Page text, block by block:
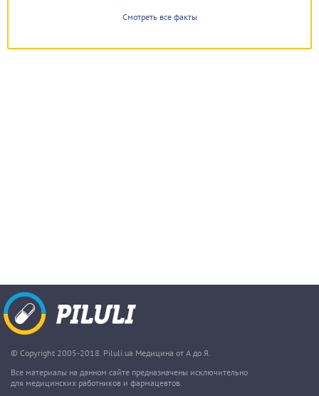
Смотреть все факты
© Copyright 2005-2018. Piluli.ua Медицина от А до Я.
Все материалы на данном сайте предназначены исключительно
для медицинских работников и фармацевтов.